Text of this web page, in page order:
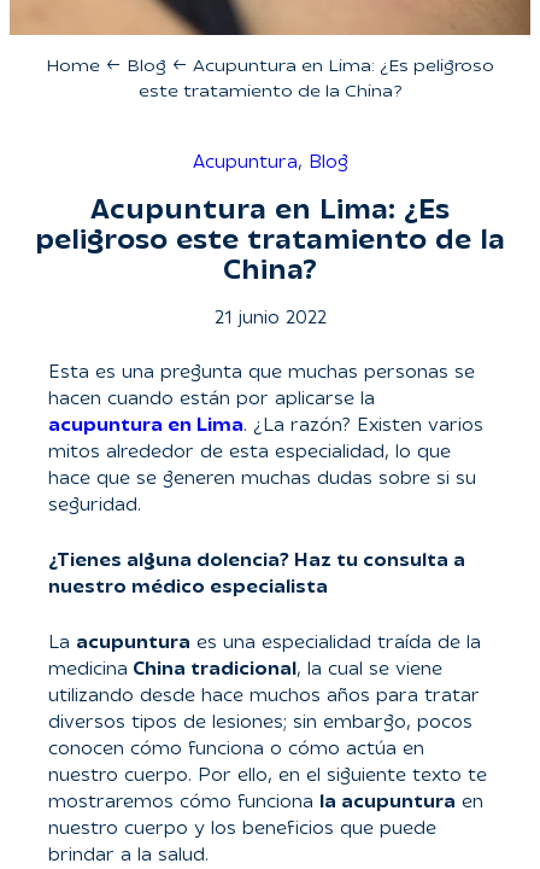
Home ← Blog ← Acupuntura en Lima: ¿Es peligroso
este tratamiento de la China?
Acupuntura, Blog
Acupuntura en Lima: ¿Es
peligroso este tratamiento de la
China?
21 junio 2022
Esta es una pregunta que muchas personas se
hacen cuando están por aplicarse la
acupuntura en Lima. ¿La razón? Existen varios
mitos alrededor de esta especialidad, lo que
hace que se generen muchas dudas sobre si su
seguridad.
¿Tienes alguna dolencia? Haz tu consulta a
nuestro médico especialista
La acupuntura es una especialidad traída de la
medicina China tradicional, la cual se viene
utilizando desde hace muchos años para tratar
diversos tipos de lesiones; sin embargo, pocos
conocen cómo funciona o cómo actúa en
nuestro cuerpo. Por ello, en el siguiente texto te
mostraremos cómo funciona la acupuntura en
nuestro cuerpo y los beneficios que puede
brindar a la salud.